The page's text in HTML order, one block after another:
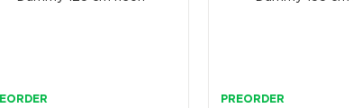
PREORDER